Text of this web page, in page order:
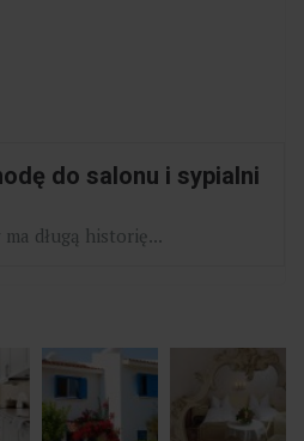
do salonu i sypialni
długą historię...